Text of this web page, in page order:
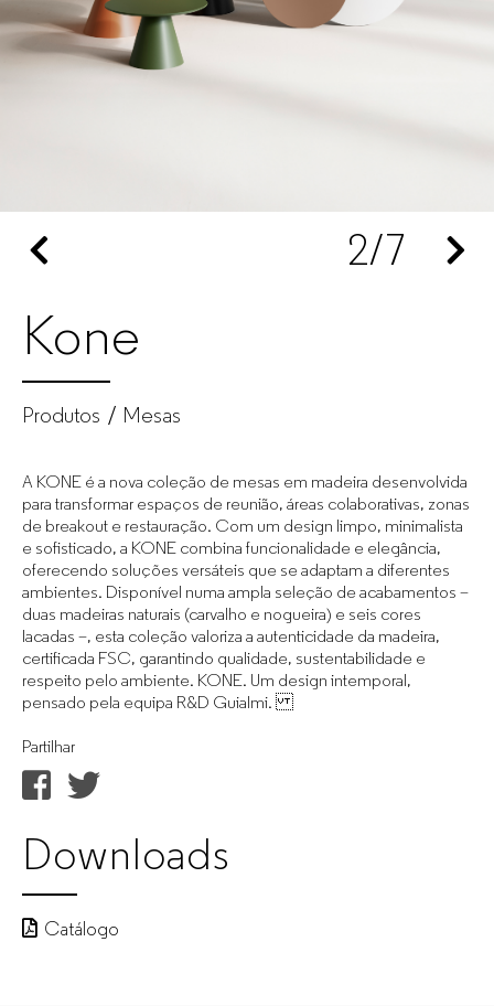
2/7
Kone
Produtos Mesas
A KONE é a nova coleção de mesas em madeira desenvolvida
para transformar espaços de reunião, áreas colaborativas, zonas
de breakout e restauração. Com um design limpo, minimalista
e sofisticado, a KONE combina funcionalidade e elegância,
oferecendo soluções versáteis que se adaptam a diferentes
ambientes. Disponível numa ampla seleção de acabamentos –
duas madeiras naturais (carvalho e nogueira) e seis cores
lacadas –, esta coleção valoriza a autenticidade da madeira,
certificada FSC, garantindo qualidade, sustentabilidade e
respeito pelo ambiente. KONE. Um design intemporal,
pensado pela equipa R&D Guialmi.
Partilhar
Downloads
Catálogo